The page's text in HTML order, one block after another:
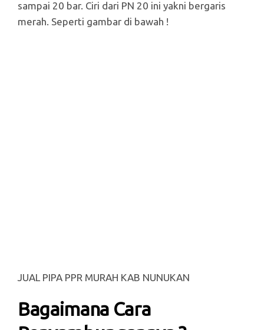
sampai 20 bar. Ciri dari PN 20 ini yakni bergaris
merah. Seperti gambar di bawah !
JUAL PIPA PPR MURAH KAB NUNUKAN
Bagaimana Cara